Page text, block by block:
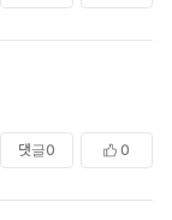
댓글0 0